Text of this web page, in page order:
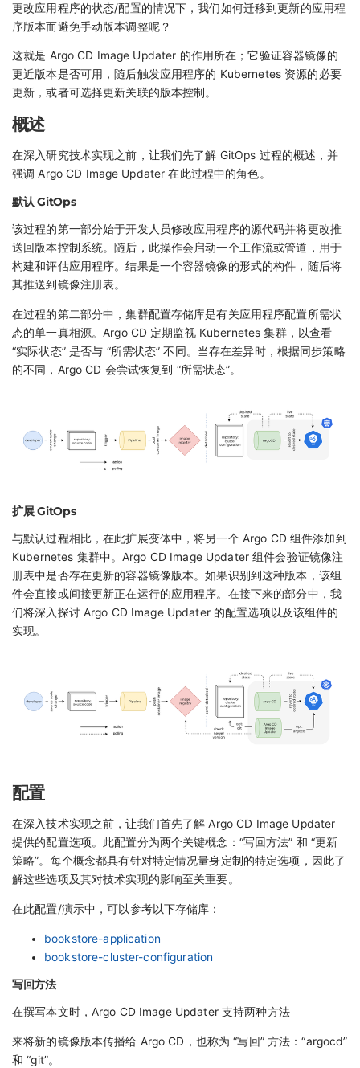
更改应用程序的状态/配置的情况下，我们如何迁移到更新的应用程
序版本而避免手动版本调整呢？
这就是 Argo CD Image Updater 的作用所在；它验证容器镜像的
更近版本是否可用，随后触发应用程序的 Kubernetes 资源的必要
更新，或者可选择更新关联的版本控制。
概述
在深入研究技术实现之前，让我们先了解 GitOps 过程的概述，并
强调 Argo CD Image Updater 在此过程中的角色。
默认 GitOps
该过程的第一部分始于开发人员修改应用程序的源代码并将更改推
送回版本控制系统。随后，此操作会启动一个工作流或管道，用于
构建和评估应用程序。结果是一个容器镜像的形式的构件，随后将
其推送到镜像注册表。
在过程的第二部分中，集群配置存储库是有关应用程序配置所需状
态的单一真相源。Argo CD 定期监视 Kubernetes 集群，以查看
“实际状态” 是否与 “所需状态” 不同。当存在差异时，根据同步策略
的不同，Argo CD 会尝试恢复到 “所需状态”。
扩展 GitOps
与默认过程相比，在此扩展变体中，将另一个 Argo CD 组件添加到
Kubernetes 集群中。Argo CD Image Updater 组件会验证镜像注
册表中是否存在更新的容器镜像版本。如果识别到这种版本，该组
件会直接或间接更新正在运行的应用程序。在接下来的部分中，我
们将深入探讨 Argo CD Image Updater 的配置选项以及该组件的
实现。
配置
在深入技术实现之前，让我们首先了解 Argo CD Image Updater
提供的配置选项。此配置分为两个关键概念：“写回方法” 和 “更新
策略”。每个概念都具有针对特定情况量身定制的特定选项，因此了
解这些选项及其对技术实现的影响至关重要。
在此配置/演示中，可以参考以下存储库：
bookstore-application
bookstore-cluster-configuration
写回方法
在撰写本文时，Argo CD Image Updater 支持两种方法
来将新的镜像版本传播给 Argo CD，也称为 “写回” 方法：“argocd”
和 “git”。